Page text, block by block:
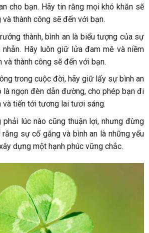
cho bạn. Hãy tin rằng mọi khó khăn sẽ
và thành công sẽ đến với bạn.
thành, bình an là biểu tượng của sự
nhẫn. Hãy luôn giữ lửa đam mê và niềm
và thành công sẽ đến với bạn.
trong cuộc đời, hãy giữ lấy sự bình an
là ngọn đèn dẫn đường, cho phép bạn đi
và tiến tới tương lai tươi sáng.
phải lúc nào cũng thuận lợi, nhưng đừng
rằng sự cố gắng và bình an là những yếu
dựng một hạnh phúc vững chắc.